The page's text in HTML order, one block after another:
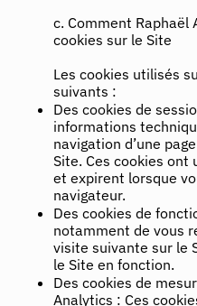
c. Comment Raphaël
cookies sur le Site
Les cookies utilisés
suivants :
Des cookies de
informations
navigation d’une
Site. Ces cookies ont
et expirent lorsque
navigateur.
Des cookies de
notamment de vous
visite suivante sur le
le Site en fonction.
Des cookies de
Analytics : Ces